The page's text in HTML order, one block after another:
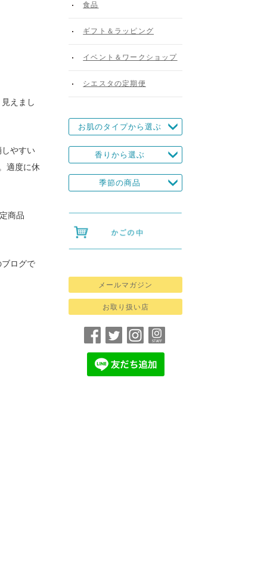
えまし
やすい
適度に休
商品
ログで
食品
ギフト＆ラッピング
イベント＆ワークショップ
シエスタの定期便
お肌のタイプから選ぶ
香りから選ぶ
季節の商品
メールマガジン
お取り扱い店